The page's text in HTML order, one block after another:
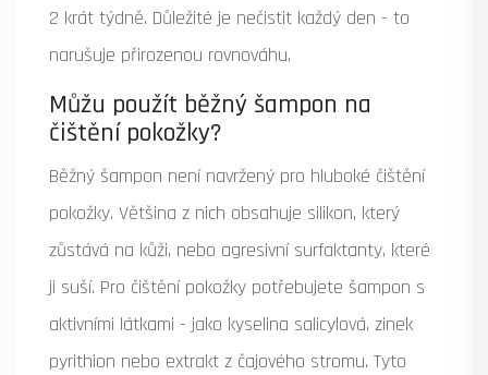
2 krát týdně. Důležité je nečistit každý den - to
narušuje přirozenou rovnováhu.
Můžu použít běžný šampon na
čištění pokožky?
Běžný šampon není navržený pro hluboké čištění
pokožky. Většina z nich obsahuje silikon, který
zůstává na kůži, nebo agresivní surfaktanty, které
ji suší. Pro čištění pokožky potřebujete šampon s
aktivními látkami - jako kyselina salicylová, zinek
pyrithion nebo extrakt z čajového stromu. Tyto